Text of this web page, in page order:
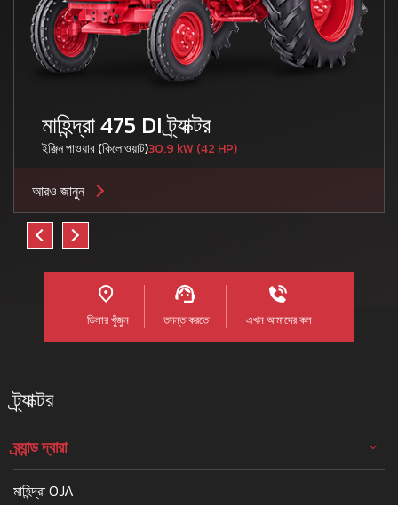
মাহিন্দ্রা 475 DI ট্র্যাক্টর
ইঞ্জিন পাওয়ার (কিলোওয়াট)30.9 kW (42 HP)
আরও জানুন
ডিলার খুঁজুন তদন্ত করতে এখন আমাদের কল
ট্র্যাক্টর
ব্র্যান্ড দ্বারা
মাহিন্দ্রা OJA